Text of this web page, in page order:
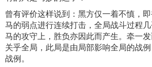
曾有评价这样说到：黑方仅一着不慎，
马的弱点进行连续打击，全局战斗过程
马的攻守上，胜负亦因此而产生。牵一
关乎全局，此局是由局部影响全局的战
战例。